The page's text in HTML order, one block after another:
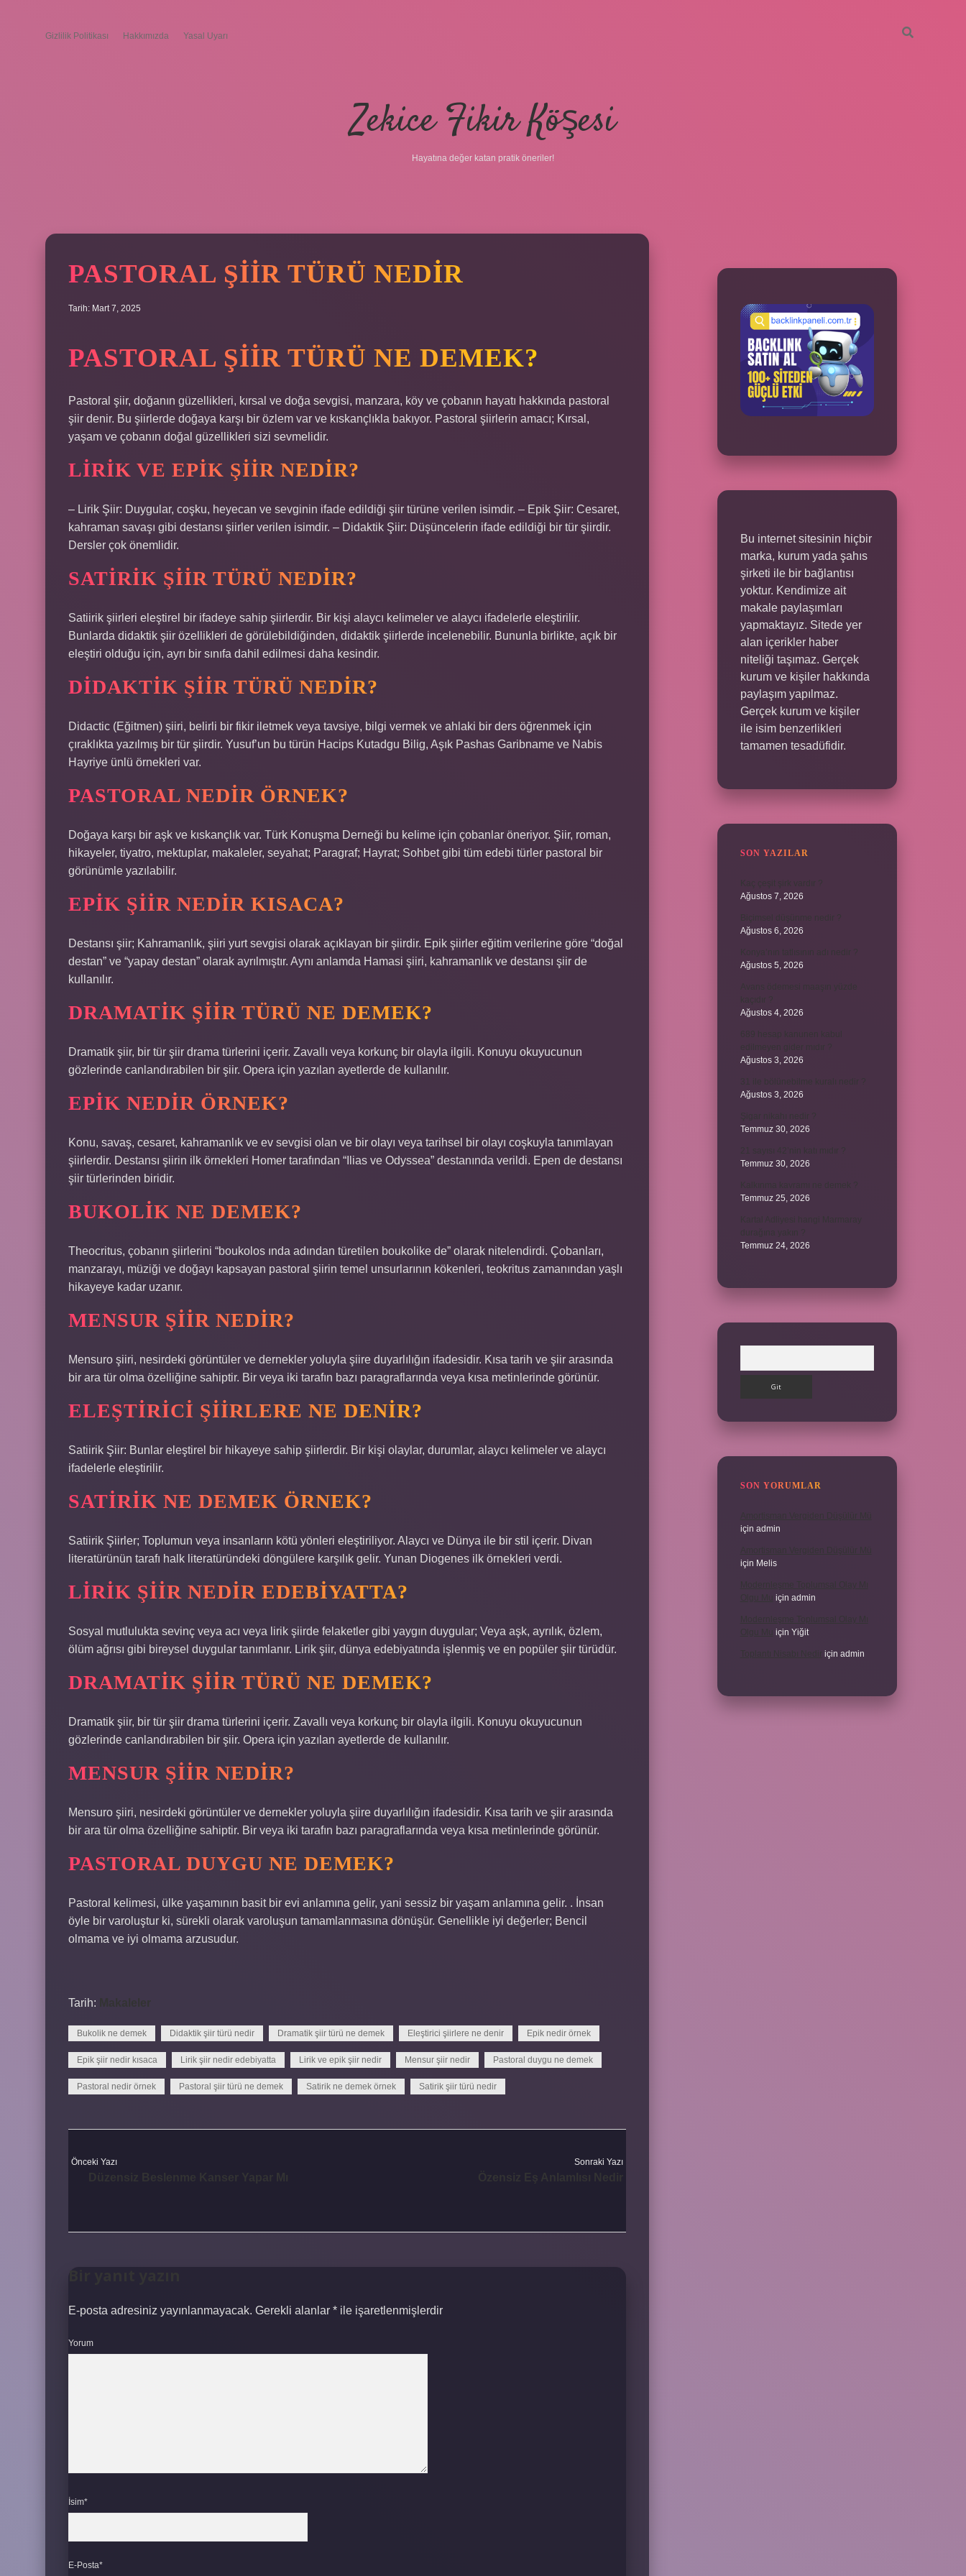
Gizlilik Politikası Hakkımızda Yasal Uyarı
Zekice Fikir Köşesi
Hayatına değer katan pratik öneriler!
PASTORAL ŞIIR TÜRÜ NEDIR
Tarih: Mart 7, 2025
PASTORAL ŞIIR TÜRÜ NE DEMEK?
Pastoral şiir, doğanın güzellikleri, kırsal ve doğa sevgisi, manzara, köy ve çobanın hayatı hakkında pastoral
şiir denir. Bu şiirlerde doğaya karşı bir özlem var ve kıskançlıkla bakıyor. Pastoral şiirlerin amacı; Kırsal,
yaşam ve çobanın doğal güzellikleri sizi sevmelidir.
LIRIK VE EPIK ŞIIR NEDIR?
– Lirik Şiir: Duygular, coşku, heyecan ve sevginin ifade edildiği şiir türüne verilen isimdir. – Epik Şiir: Cesaret,
kahraman savaşı gibi destansı şiirler verilen isimdir. – Didaktik Şiir: Düşüncelerin ifade edildiği bir tür şiirdir.
Dersler çok önemlidir.
SATIRIK ŞIIR TÜRÜ NEDIR?
Satiirik şiirleri eleştirel bir ifadeye sahip şiirlerdir. Bir kişi alaycı kelimeler ve alaycı ifadelerle eleştirilir.
Bunlarda didaktik şiir özellikleri de görülebildiğinden, didaktik şiirlerde incelenebilir. Bununla birlikte, açık bir
eleştiri olduğu için, ayrı bir sınıfa dahil edilmesi daha kesindir.
DIDAKTIK ŞIIR TÜRÜ NEDIR?
Didactic (Eğitmen) şiiri, belirli bir fikir iletmek veya tavsiye, bilgi vermek ve ahlaki bir ders öğrenmek için
çıraklıkta yazılmış bir tür şiirdir. Yusuf’un bu türün Hacips Kutadgu Bilig, Aşık Pashas Garibname ve Nabis
Hayriye ünlü örnekleri var.
PASTORAL NEDIR ÖRNEK?
Doğaya karşı bir aşk ve kıskançlık var. Türk Konuşma Derneği bu kelime için çobanlar öneriyor. Şiir, roman,
hikayeler, tiyatro, mektuplar, makaleler, seyahat; Paragraf; Hayrat; Sohbet gibi tüm edebi türler pastoral bir
görünümle yazılabilir.
EPIK ŞIIR NEDIR KISACA?
Destansı şiir; Kahramanlık, şiiri yurt sevgisi olarak açıklayan bir şiirdir. Epik şiirler eğitim verilerine göre “doğal
destan” ve “yapay destan” olarak ayrılmıştır. Aynı anlamda Hamasi şiiri, kahramanlık ve destansı şiir de
kullanılır.
DRAMATIK ŞIIR TÜRÜ NE DEMEK?
Dramatik şiir, bir tür şiir drama türlerini içerir. Zavallı veya korkunç bir olayla ilgili. Konuyu okuyucunun
gözlerinde canlandırabilen bir şiir. Opera için yazılan ayetlerde de kullanılır.
EPIK NEDIR ÖRNEK?
Konu, savaş, cesaret, kahramanlık ve ev sevgisi olan ve bir olayı veya tarihsel bir olayı coşkuyla tanımlayan
şiirlerdir. Destansı şiirin ilk örnekleri Homer tarafından “Ilias ve Odyssea” destanında verildi. Epen de destansı
şiir türlerinden biridir.
BUKOLIK NE DEMEK?
Theocritus, çobanın şiirlerini “boukolos ında adından türetilen boukolike de” olarak nitelendirdi. Çobanları,
manzarayı, müziği ve doğayı kapsayan pastoral şiirin temel unsurlarının kökenleri, teokritus zamanından yaşlı
hikayeye kadar uzanır.
MENSUR ŞIIR NEDIR?
Mensuro şiiri, nesirdeki görüntüler ve dernekler yoluyla şiire duyarlılığın ifadesidir. Kısa tarih ve şiir arasında
bir ara tür olma özelliğine sahiptir. Bir veya iki tarafın bazı paragraflarında veya kısa metinlerinde görünür.
ELEŞTIRICI ŞIIRLERE NE DENIR?
Satiirik Şiir: Bunlar eleştirel bir hikayeye sahip şiirlerdir. Bir kişi olaylar, durumlar, alaycı kelimeler ve alaycı
ifadelerle eleştirilir.
SATIRIK NE DEMEK ÖRNEK?
Satiirik Şiirler; Toplumun veya insanların kötü yönleri eleştiriliyor. Alaycı ve Dünya ile bir stil içerir. Divan
literatürünün tarafı halk literatüründeki döngülere karşılık gelir. Yunan Diogenes ilk örnekleri verdi.
LIRIK ŞIIR NEDIR EDEBIYATTA?
Sosyal mutlulukta sevinç veya acı veya lirik şiirde felaketler gibi yaygın duygular; Veya aşk, ayrılık, özlem,
ölüm ağrısı gibi bireysel duygular tanımlanır. Lirik şiir, dünya edebiyatında işlenmiş ve en popüler şiir türüdür.
DRAMATIK ŞIIR TÜRÜ NE DEMEK?
Dramatik şiir, bir tür şiir drama türlerini içerir. Zavallı veya korkunç bir olayla ilgili. Konuyu okuyucunun
gözlerinde canlandırabilen bir şiir. Opera için yazılan ayetlerde de kullanılır.
MENSUR ŞIIR NEDIR?
Mensuro şiiri, nesirdeki görüntüler ve dernekler yoluyla şiire duyarlılığın ifadesidir. Kısa tarih ve şiir arasında
bir ara tür olma özelliğine sahiptir. Bir veya iki tarafın bazı paragraflarında veya kısa metinlerinde görünür.
PASTORAL DUYGU NE DEMEK?
Pastoral kelimesi, ülke yaşamının basit bir evi anlamına gelir, yani sessiz bir yaşam anlamına gelir. . İnsan
öyle bir varoluştur ki, sürekli olarak varoluşun tamamlanmasına dönüşür. Genellikle iyi değerler; Bencil
olmama ve iyi olmama arzusudur.
Tarih: Makaleler
Bukolik ne demek Didaktik şiir türü nedir Dramatik şiir türü ne demek Eleştirici şiirlere ne denir Epik nedir örnek
Epik şiir nedir kısaca Lirik şiir nedir edebiyatta Lirik ve epik şiir nedir Mensur şiir nedir Pastoral duygu ne demek
Pastoral nedir örnek Pastoral şiir türü ne demek Satirik ne demek örnek Satirik şiir türü nedir
Önceki Yazı Sonraki Yazı
E-posta adresiniz yayınlanmayacak. Gerekli alanlar * ile işaretlenmişlerdir
Yorum
İsim*
E-Posta*
Bu internet sitesinin hiçbir
marka, kurum yada şahıs
şirketi ile bir bağlantısı
yoktur. Kendimize ait
makale paylaşımları
yapmaktayız. Sitede yer
alan içerikler haber
niteliği taşımaz. Gerçek
kurum ve kişiler hakkında
paylaşım yapılmaz.
Gerçek kurum ve kişiler
ile isim benzerlikleri
tamamen tesadüfidir.
SON YAZILAR
Ağustos 7, 2026
Ağustos 6, 2026
Ağustos 5, 2026
Ağustos 4, 2026
Ağustos 3, 2026
Ağustos 3, 2026
Temmuz 30, 2026
Temmuz 30, 2026
Temmuz 25, 2026
Temmuz 24, 2026
SON YORUMLAR
için admin
için Melis
için admin
için Yiğit
için admin